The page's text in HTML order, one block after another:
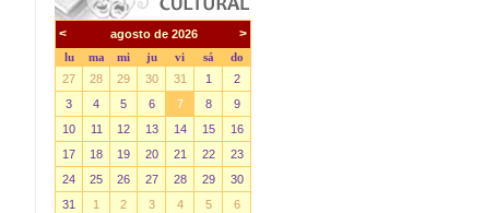
< agosto de 2026 >
lu ma mi ju vi sá do
27 28 29 30 31 1
2
3
4 5 6 7 8
9
10
11 12 13 14 15
16
17
18 19 20 21 22
23
24
25 26 27 28 29
30
31
1 2 3 4 5 6